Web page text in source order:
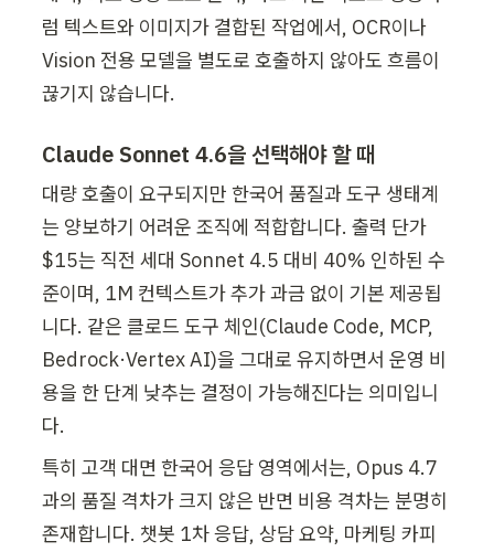
럼 텍스트와 이미지가 결합된 작업에서, OCR이나
Vision 전용 모델을 별도로 호출하지 않아도 흐름이
끊기지 않습니다.
Claude Sonnet 4.6을 선택해야 할 때
대량 호출이 요구되지만 한국어 품질과 도구 생태계
는 양보하기 어려운 조직에 적합합니다. 출력 단가
$15는 직전 세대 Sonnet 4.5 대비 40% 인하된 수
준이며, 1M 컨텍스트가 추가 과금 없이 기본 제공됩
니다. 같은 클로드 도구 체인(Claude Code, MCP,
Bedrock·Vertex AI)을 그대로 유지하면서 운영 비
용을 한 단계 낮추는 결정이 가능해진다는 의미입니
다.
특히 고객 대면 한국어 응답 영역에서는, Opus 4.7
과의 품질 격차가 크지 않은 반면 비용 격차는 분명히
존재합니다. 챗봇 1차 응답, 상담 요약, 마케팅 카피